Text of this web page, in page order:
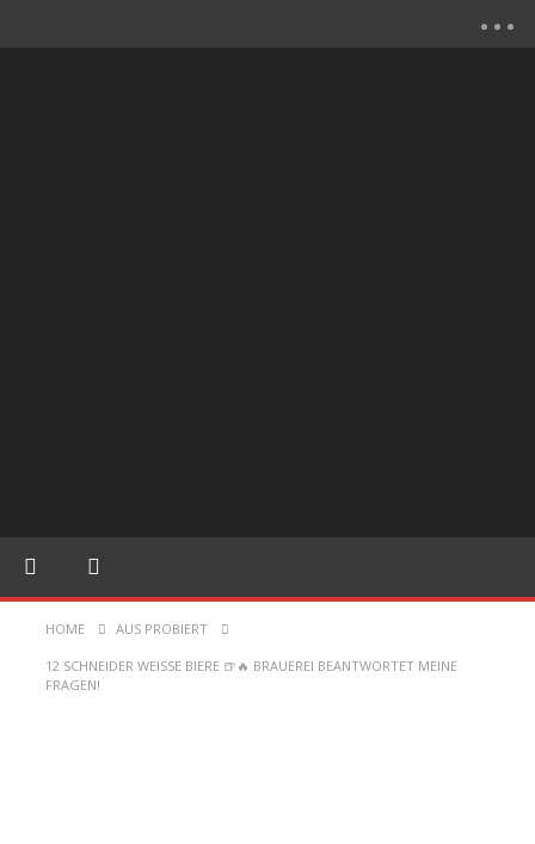
HOME AUS PROBIERT
12 SCHNEIDER WEISSE BIERE 🍺🔥 BRAUEREI BEANTWORTET MEINE
FRAGEN!